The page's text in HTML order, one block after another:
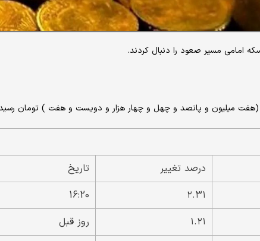
درصد تغییر
تاریخ
۲.۳۱
16:20
۱.۲۱
روز قبل